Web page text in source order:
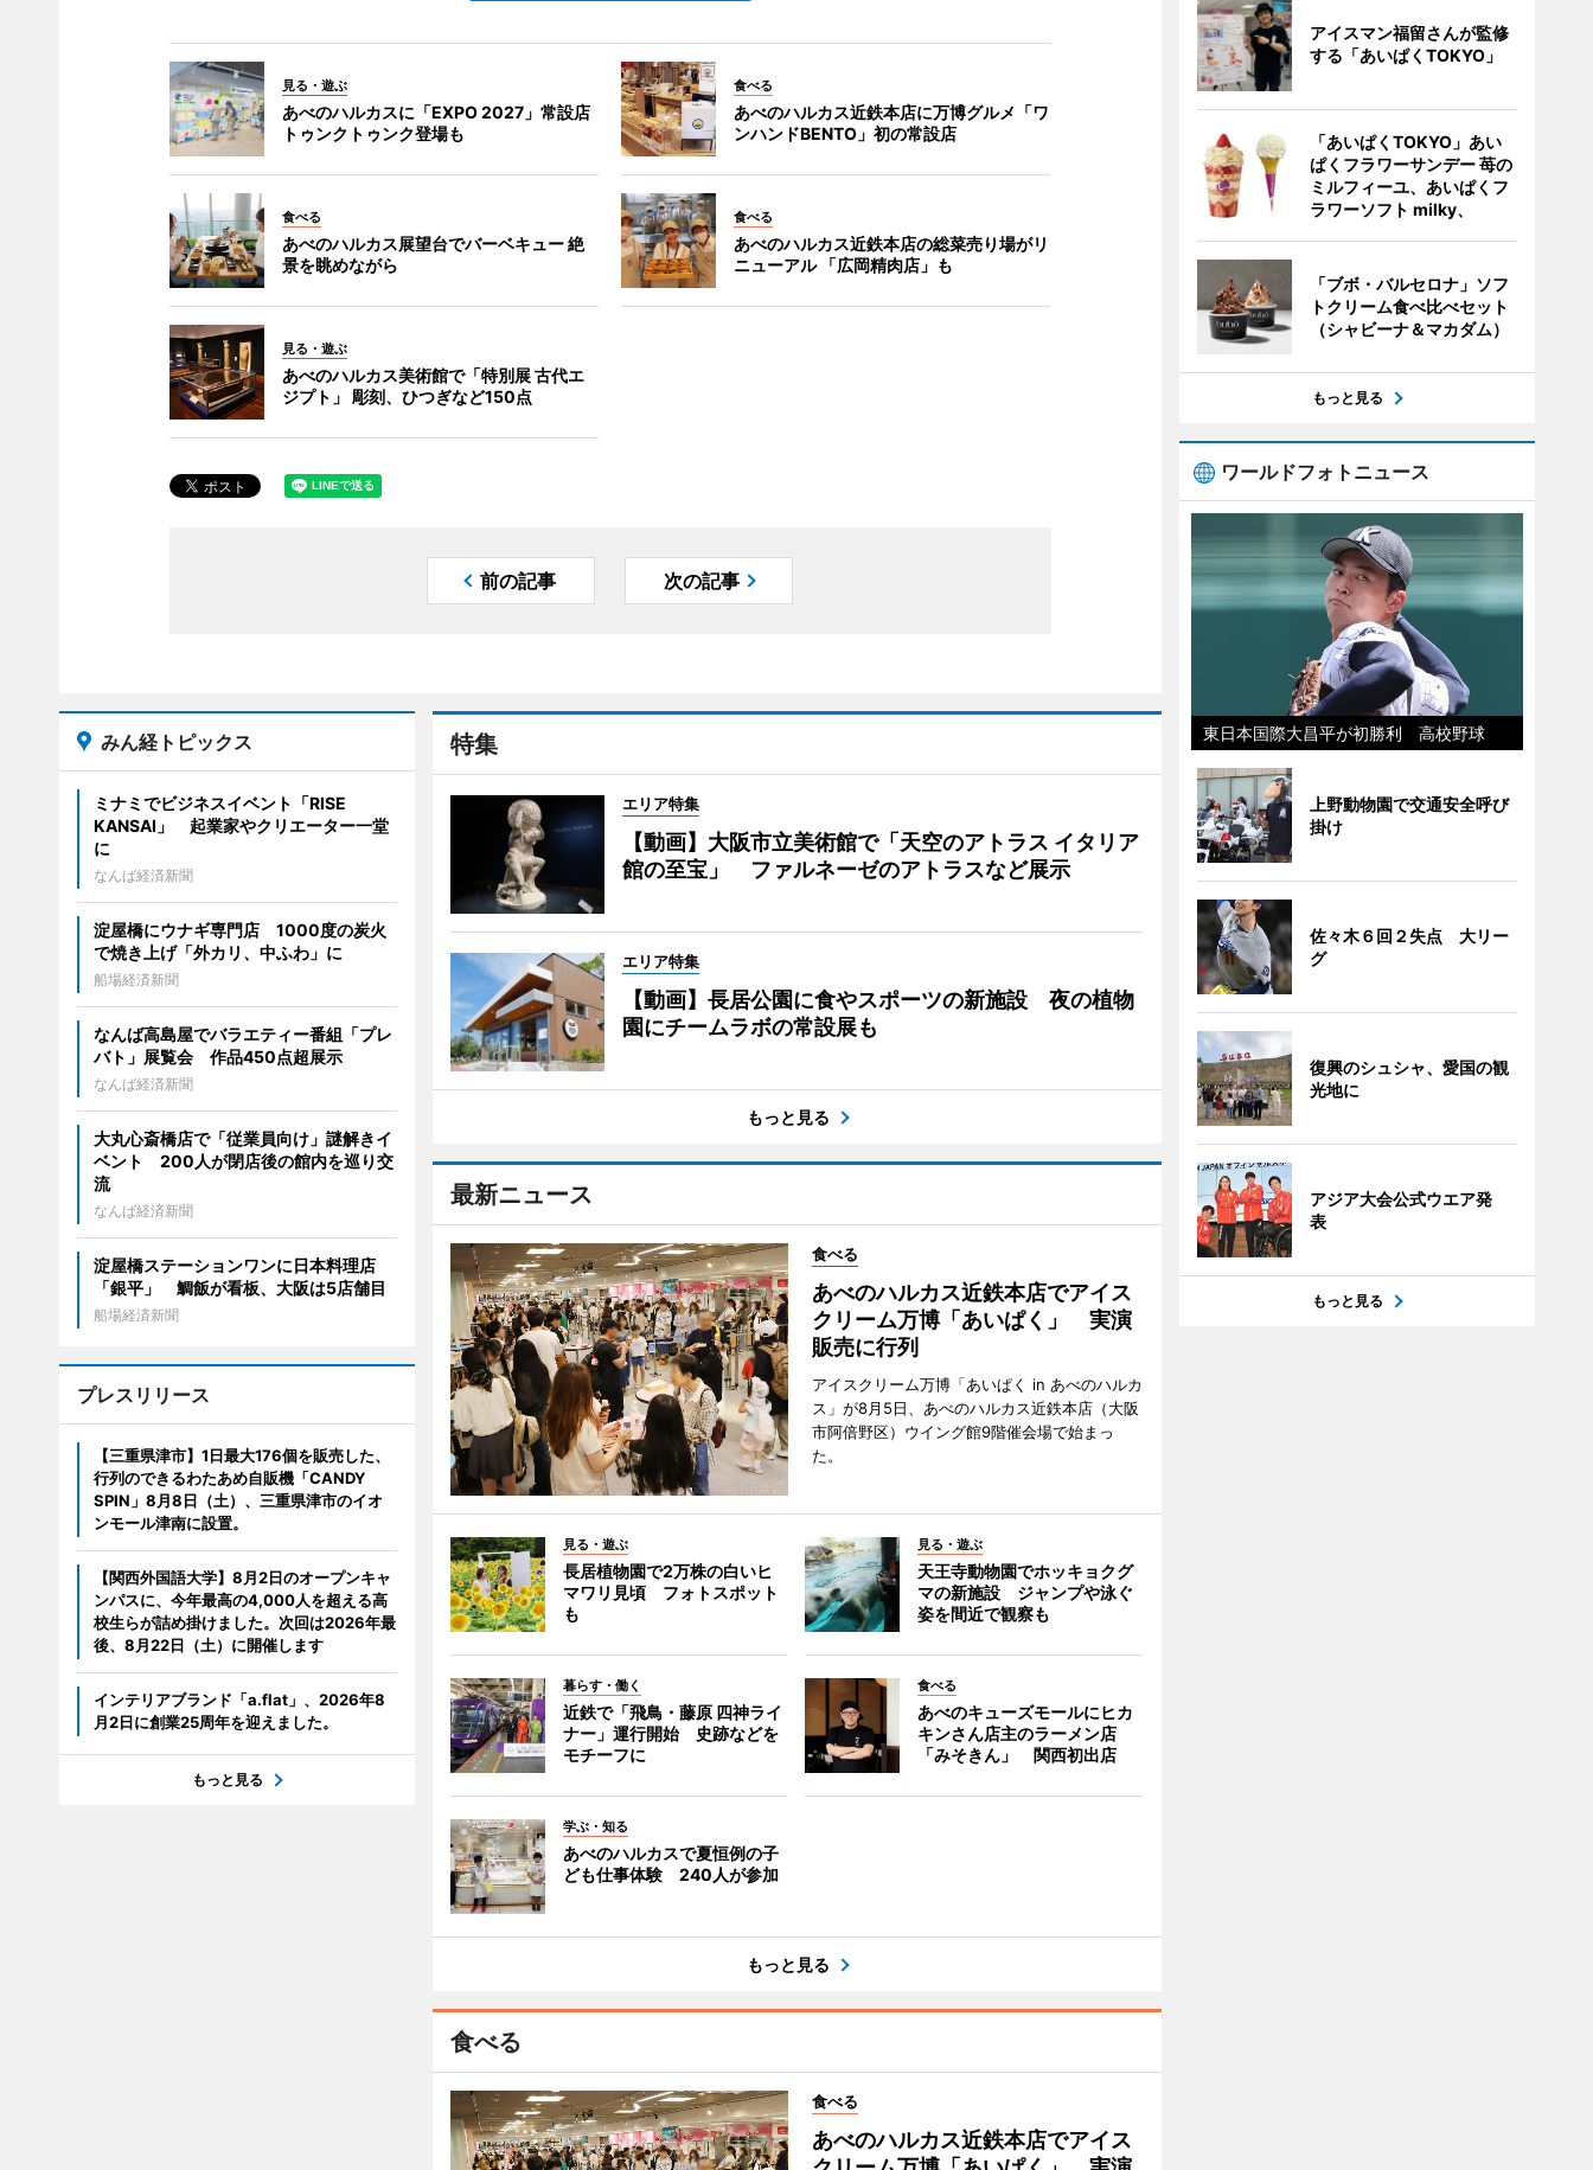
見る・遊ぶ
あべのハルカスに「EXPO 2027」常設店
トゥンクトゥンク登場も
食べる
あべのハルカス近鉄本店に万博グルメ「ワ
ンハンドBENTO」初の常設店
食べる
あべのハルカス展望台でバーベキュー 絶
景を眺めながら
食べる
あべのハルカス近鉄本店の総菜売り場がリ
ニューアル 「広岡精肉店」も
見る・遊ぶ
あべのハルカス美術館で「特別展 古代エ
ジプト」 彫刻、ひつぎなど150点
前の記事 次の記事
特集
エリア特集
【動画】大阪市立美術館で「天空のアトラス イタリア
館の至宝」 ファルネーゼのアトラスなど展示
エリア特集
【動画】長居公園に食やスポーツの新施設 夜の植物
園にチームラボの常設展も
もっと見る
最新ニュース
食べる
あべのハルカス近鉄本店でアイス
クリーム万博「あいぱく」 実演
販売に行列
アイスクリーム万博「あいぱく in あべのハルカ
ス」が8月5日、あべのハルカス近鉄本店（大阪
市阿倍野区）ウイング館9階催会場で始まっ
た。
見る・遊ぶ
長居植物園で2万株の白いヒ
マワリ見頃 フォトスポット
も
見る・遊ぶ
天王寺動物園でホッキョクグ
マの新施設 ジャンプや泳ぐ
姿を間近で観察も
暮らす・働く
近鉄で「飛鳥・藤原 四神ライ
ナー」運行開始 史跡などを
モチーフに
食べる
あべのキューズモールにヒカ
キンさん店主のラーメン店
「みそきん」 関西初出店
学ぶ・知る
あべのハルカスで夏恒例の子
ども仕事体験 240人が参加
もっと見る
食べる
食べる
あべのハルカス近鉄本店でアイス
みん経トピックス
ミナミでビジネスイベント「RISE
KANSAI」 起業家やクリエーター一堂
に
なんば経済新聞
淀屋橋にウナギ専門店 1000度の炭火
で焼き上げ「外カリ、中ふわ」に
船場経済新聞
なんば高島屋でバラエティー番組「プレ
バト」展覧会 作品450点超展示
なんば経済新聞
大丸心斎橋店で「従業員向け」謎解きイ
ベント 200人が閉店後の館内を巡り交
流
なんば経済新聞
淀屋橋ステーションワンに日本料理店
「銀平」 鯛飯が看板、大阪は5店舗目
船場経済新聞
プレスリリース
【三重県津市】1日最大176個を販売した、
行列のできるわたあめ自販機「CANDY
SPIN」8月8日（土）、三重県津市のイオ
ンモール津南に設置。
【関西外国語大学】8月2日のオープンキャ
ンパスに、今年最高の4,000人を超える高
校生らが詰め掛けました。次回は2026年最
後、8月22日（土）に開催します
インテリアブランド「a.flat」、2026年8
月2日に創業25周年を迎えました。
もっと見る
アイスマン福留さんが監修
する「あいぱくTOKYO」
「あいぱくTOKYO」あい
ぱくフラワーサンデー 苺の
ミルフィーユ、あいぱくフ
ラワーソフト milky、
「ブボ・バルセロナ」ソフ
トクリーム食べ比べセット
（シャビーナ＆マカダム）
もっと見る
ワールドフォトニュース
東日本国際大昌平が初勝利 高校野球
上野動物園で交通安全呼び
掛け
佐々木６回２失点 大リー
グ
復興のシュシャ、愛国の観
光地に
アジア大会公式ウエア発
表
もっと見る